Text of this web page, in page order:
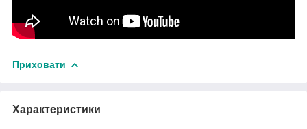
Приховати
Характеристики